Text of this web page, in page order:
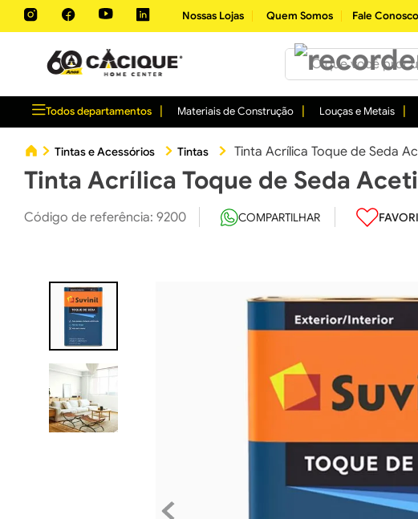
Nossas Lojas Quem Somos Fale Conosco
O que você procura?
Todos departamentos Materiais de Construção Louças e Metais
Tintas e Acessórios Tintas Tinta Acrílica Toque de Seda
Tinta Acrílica Toque de Seda
Código de referência: 9200